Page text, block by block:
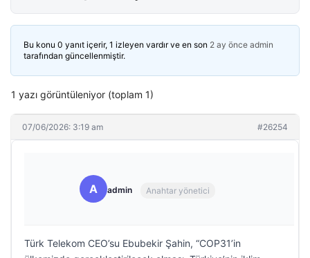
Bu konu 0 yanıt içerir, 1 izleyen vardır ve en son 2 ay önce admin
tarafından güncellenmiştir.
1 yazı görüntüleniyor (toplam 1)
07/06/2026: 3:19 am #26254
A admin Anahtar yönetici
Türk Telekom CEO’su Ebubekir Şahin, “COP31’in